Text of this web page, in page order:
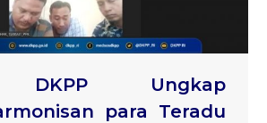
DKPP Ungkap
para Teradu